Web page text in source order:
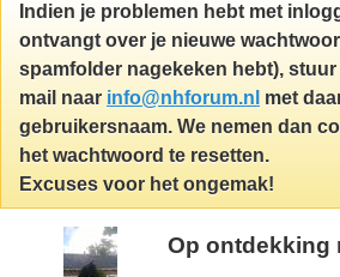
Indien je problemen hebt met
ontvangt over je nieuwe
spamfolder nagekeken hebt),
mail naar info@nhforum.nl met
gebruikersnaam. We nemen dan
het wachtwoord te resetten.
Excuses voor het ongemak!
Op ontdekking